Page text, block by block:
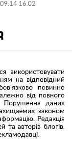
09:14 16.02
використовувати
на відповідний
повинно
від повного
Порушення даних
законом
Редакція
та авторів блогів.